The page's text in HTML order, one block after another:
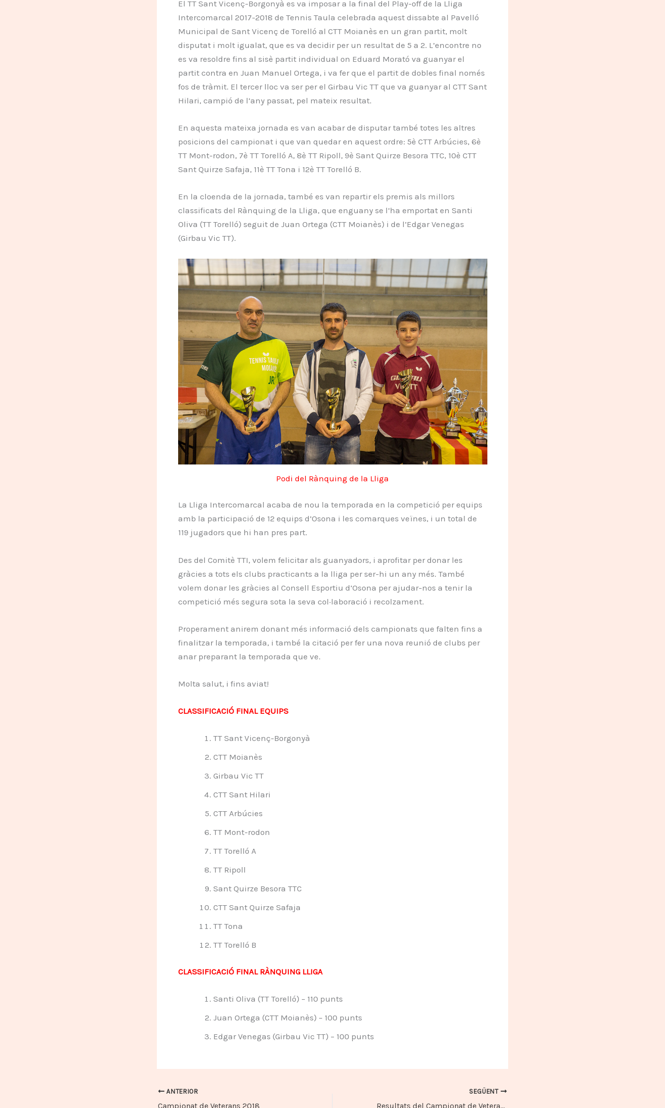
El TT Sant Vicenç-Borgonyà es va imposar a la final del Play-off de la Lliga
Intercomarcal 2017-2018 de Tennis Taula celebrada aquest dissabte al Pavelló
Municipal de Sant Vicenç de Torelló al CTT Moianès en un gran partit, molt
disputat i molt igualat, que es va decidir per un resultat de 5 a 2. L’encontre no
es va resoldre fins al sisè partit individual on Eduard Morató va guanyar el
partit contra en Juan Manuel Ortega, i va fer que el partit de dobles final només
fos de tràmit. El tercer lloc va ser per el Girbau Vic TT que va guanyar al CTT Sant
Hilari, campió de l’any passat, pel mateix resultat.
En aquesta mateixa jornada es van acabar de disputar també totes les altres
posicions del campionat i que van quedar en aquest ordre: 5è CTT Arbúcies, 6è
TT Mont-rodon, 7è TT Torelló A, 8è TT Ripoll, 9è Sant Quirze Besora TTC, 10è CTT
Sant Quirze Safaja, 11è TT Tona i 12è TT Torelló B.
En la cloenda de la jornada, també es van repartir els premis als millors
classificats del Rànquing de la Lliga, que enguany se l’ha emportat en Santi
Oliva (TT Torelló) seguit de Juan Ortega (CTT Moianès) i de l’Edgar Venegas
(Girbau Vic TT).
Podi del Rànquing de la Lliga
La Lliga Intercomarcal acaba de nou la temporada en la competició per equips
amb la participació de 12 equips d’Osona i les comarques veïnes, i un total de
119 jugadors que hi han pres part.
Des del Comitè TTI, volem felicitar als guanyadors, i aprofitar per donar les
gràcies a tots els clubs practicants a la lliga per ser-hi un any més. També
volem donar les gràcies al Consell Esportiu d’Osona per ajudar-nos a tenir la
competició més segura sota la seva col·laboració i recolzament.
Properament anirem donant més informació dels campionats que falten fins a
finalitzar la temporada, i també la citació per fer una nova reunió de clubs per
anar preparant la temporada que ve.
Molta salut, i fins aviat!
CLASSIFICACIÓ FINAL EQUIPS
TT Sant Vicenç-Borgonyà
CTT Moianès
Girbau Vic TT
CTT Sant Hilari
CTT Arbúcies
TT Mont-rodon
TT Torelló A
TT Ripoll
Sant Quirze Besora TTC
CTT Sant Quirze Safaja
TT Tona
TT Torelló B
CLASSIFICACIÓ FINAL RÀNQUING LLIGA
Santi Oliva (TT Torelló) – 110 punts
Juan Ortega (CTT Moianès) – 100 punts
Edgar Venegas (Girbau Vic TT) – 100 punts
ANTERIOR
Campionat de Veterans 2018
SEGÜENT
Resultats del Campionat de Veterans 2018